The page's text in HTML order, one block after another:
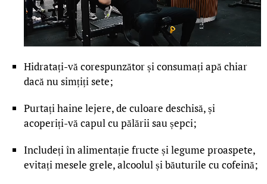
Hidratați-vă corespunzător și consumați apă chiar
dacă nu simțiți sete;
Purtați haine lejere, de culoare deschisă, și
acoperiți-vă capul cu pălării sau șepci;
Includeți în alimentație fructe și legume proaspete,
evitați mesele grele, alcoolul și băuturile cu cofeină;